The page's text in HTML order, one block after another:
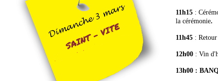
11h15 :
la cérémonie.
11h45 :
12h00 : Vin
13h00 :